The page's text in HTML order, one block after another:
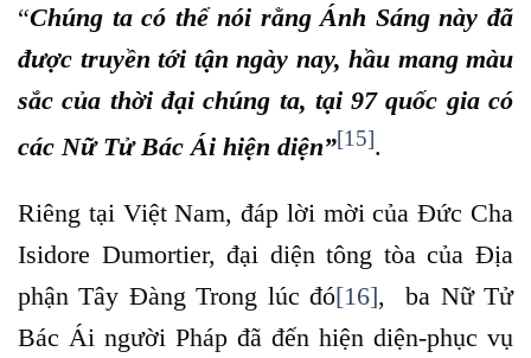
“Chúng ta có thể nói rằng Ánh Sáng này đã
được truyền tới tận ngày nay, hầu mang màu
sắc của thời đại chúng ta, tại 97 quốc gia có
các Nữ Tử Bác Ái hiện diện”[15].
Riêng tại Việt Nam, đáp lời mời của Đức Cha
Isidore Dumortier, đại diện tông tòa của Địa
phận Tây Đàng Trong lúc đó[16], ba Nữ Tử
Bác Ái người Pháp đã đến hiện diện-phục vụ